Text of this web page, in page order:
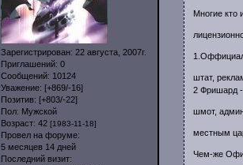
Зарегистрирован: 22 августа, 2007г.
Приглашений: 0
Сообщений: 10124
Уважение: [+869/-16]
Позитив: [+803/-22]
Пол: Мужской
Возраст: 42 [1983-11-18]
Провел на форуме:
5 месяцев 14 дней
Последний визит:
Многие кто
штат,
2 Фришард -
шмот,
местным
Чем-же